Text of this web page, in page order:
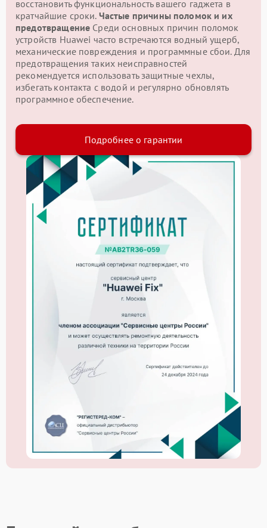
восстановить функциональность вашего гаджета в
кратчайшие сроки. Частые причины поломок и их
предотвращение Среди основных причин поломок
устройств Huawei часто встречаются водный ущерб,
механические повреждения и программные сбои. Для
предотвращения таких неисправностей
рекомендуется использовать защитные чехлы,
избегать контакта с водой и регулярно обновлять
программное обеспечение.
Подробнее о гарантии